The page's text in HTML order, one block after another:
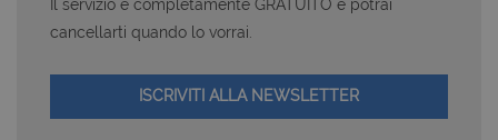
Il servizio è completamente GRATUITO e potrai
cancellarti quando lo vorrai.
ISCRIVITI ALLA NEWSLETTER